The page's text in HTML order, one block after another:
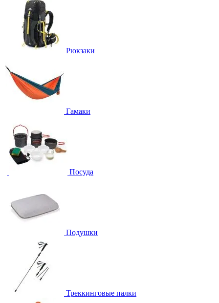
Рюкзаки
Гамаки
Посуда
Подушки
Треккинговые палки